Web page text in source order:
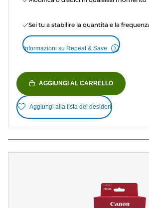
Sei tu a stabilire la quantità e la
Informazioni su Repeat & Save
AGGIUNGI AL CARRELLO
Aggiungi alla lista dei desideri